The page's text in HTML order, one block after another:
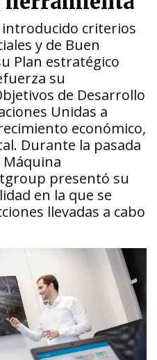
criterios
y de Buen
Plan estratégico
su
de Desarrollo
Unidas a
económico,
Durante la pasada
Máquina
presentó su
en la que se
llevadas a cabo